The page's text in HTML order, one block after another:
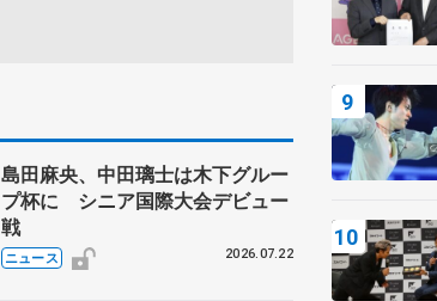
島田麻央、中田璃士は木下グルー
プ杯に シニア国際大会デビュー
戦
ニュース 2026.07.22